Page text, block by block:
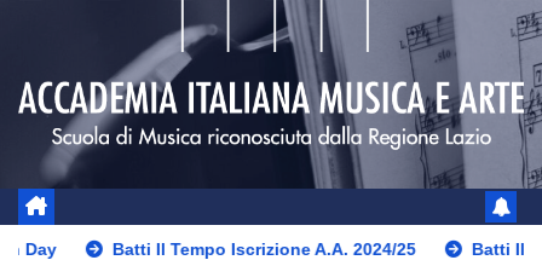
Batti Il Tempo Iscrizione A.A. 2024/25 Batti Il Tempo